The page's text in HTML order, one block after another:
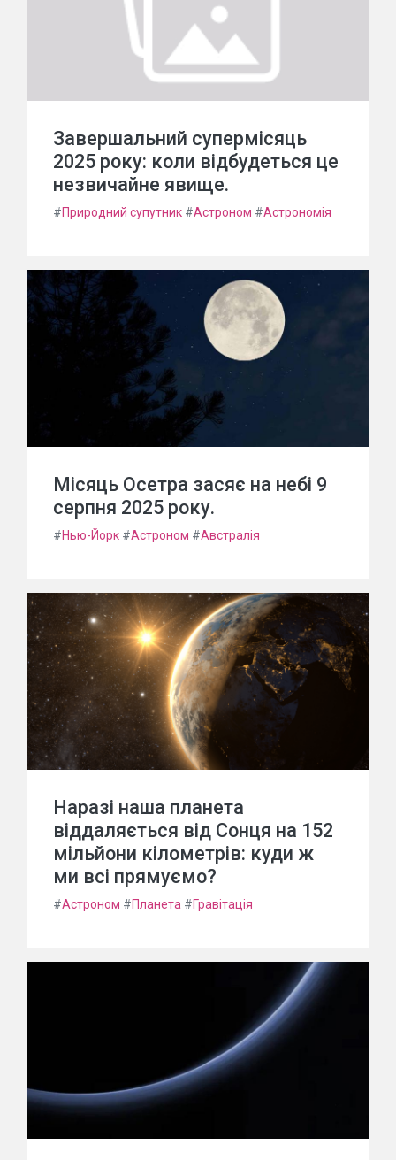
Завершальний супермісяць
2025 року: коли відбудеться це
незвичайне явище.
#Природний супутник #Астроном #Астрономія
Місяць Осетра засяє на небі 9
серпня 2025 року.
#Нью-Йорк #Астроном #Австралія
Наразі наша планета
віддаляється від Сонця на 152
мільйони кілометрів: куди ж
ми всі прямуємо?
#Астроном #Планета #Гравітація